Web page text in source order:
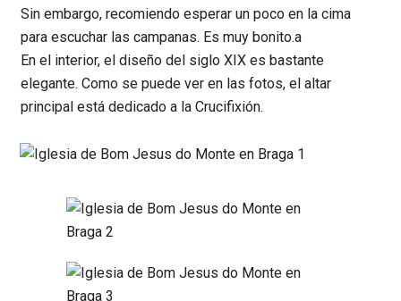
Sin embargo, recomiendo esperar un poco en la cima
para escuchar las campanas. Es muy bonito.a
En el interior, el diseño del siglo XIX es bastante
elegante. Como se puede ver en las fotos, el altar
principal está dedicado a la Crucifixión.